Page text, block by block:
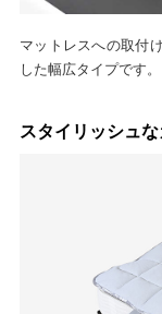
マットレスへの取付
した幅広タイプです。
スタイリッシュ